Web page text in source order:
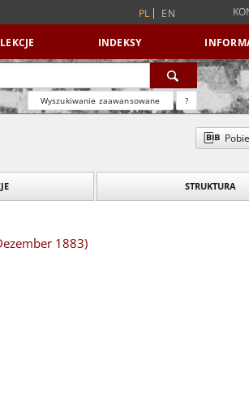
PL EN
INDEKSY
Wyszukiwanie zaawansowane ?
STRUKTURA
1883)